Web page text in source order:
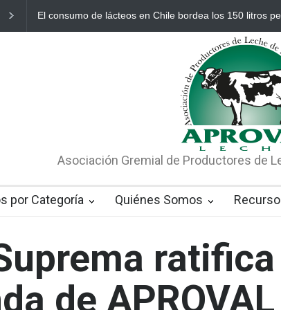
El consumo de lácteos en Chile bordea los 150 litros
Asociación Gremial de Productores de
por Categoría Quiénes Somos
ratifica
de